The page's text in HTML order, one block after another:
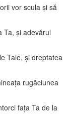
vor scula şi să
Ta, şi adevărul
Tale, şi dreptatea
rugăciunea
faţa Ta de la